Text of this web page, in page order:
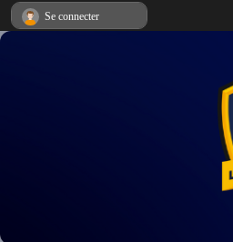
Se connecter
Panneau de gestion des cookies